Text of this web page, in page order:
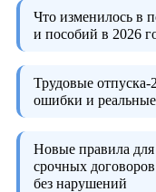
Что изменилось в
и пособий в 2026
Трудовые отпуска-
ошибки и
Новые правила
срочных
без нарушений